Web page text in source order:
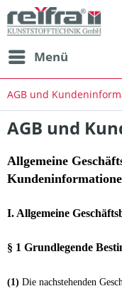
Menü
AGB und
AGB und
Allgemeine
I. Allgemeine
§ 1 Grundlegende
(1) Die nachstehenden